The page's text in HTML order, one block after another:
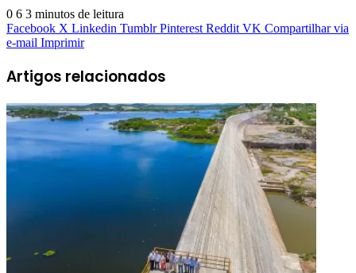
0 6 3 minutos de leitura
Facebook X Linkedin Tumblr Pinterest Reddit VK Compartilhar via
e-mail Imprimir
Artigos relacionados